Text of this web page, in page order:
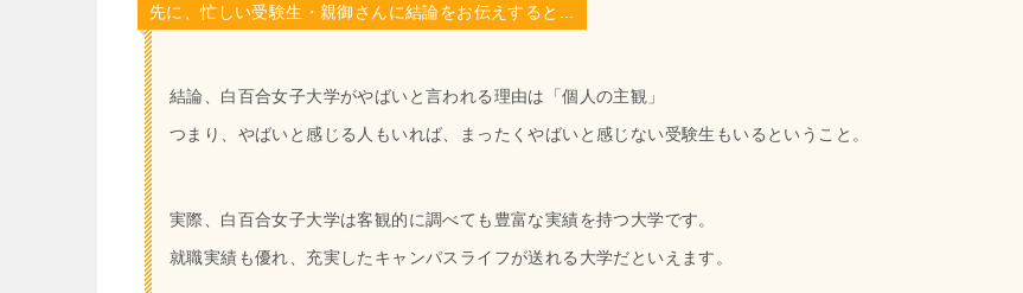
先に、忙しい受験生・親御さんに結論をお伝えすると...
結論、白百合女子大学がやばいと言われる理由は「個人の主観」
つまり、やばいと感じる人もいれば、まったくやばいと感じない受験生もいるということ。
実際、白百合女子大学は客観的に調べても豊富な実績を持つ大学です。
就職実績も優れ、充実したキャンパスライフが送れる大学だといえます。